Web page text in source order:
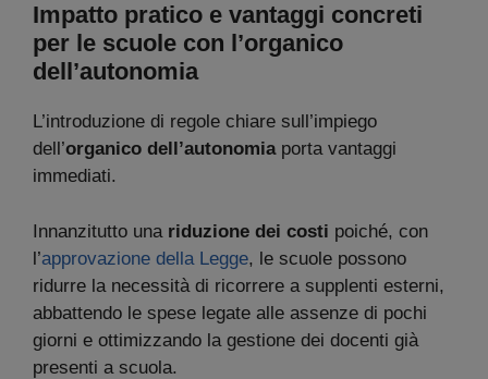
Impatto pratico e vantaggi concreti
per le scuole con l’organico
dell’autonomia
L’introduzione di regole chiare sull’impiego
dell’organico dell’autonomiaporta vantaggi
immediati.
Innanzitutto una riduzione dei costi poiché, con
l’approvazione della Legge, le scuole possono
ridurre la necessità di ricorrere a supplenti esterni,
abbattendo le spese legate alle assenze di pochi
giorni e ottimizzando la gestione dei docenti già
presenti a scuola.